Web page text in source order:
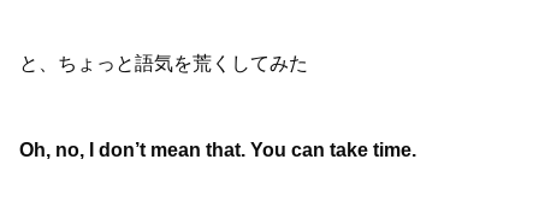
と、ちょっと語気を荒くしてみた
Oh, no, I don’t mean that. You can take time.